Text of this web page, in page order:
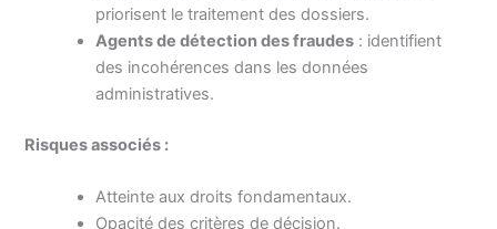
priorisent le traitement des dossiers.
Agents de détection des fraudes : identifient
des incohérences dans les données
administratives.
Risques associés :
Atteinte aux droits fondamentaux.
Opacité des critères de décision.